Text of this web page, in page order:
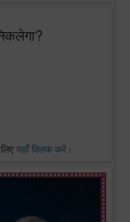
यहाँ क्लिक करें।